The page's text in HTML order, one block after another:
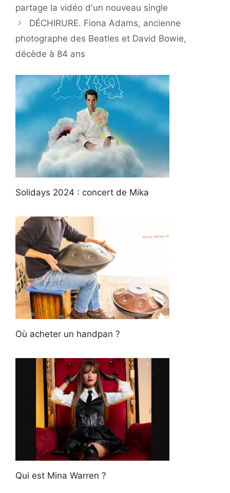
partage la vidéo d'un nouveau single
DÉCHIRURE. Fiona Adams, ancienne
photographe des Beatles et David Bowie,
décède à 84 ans
Solidays 2024 : concert de Mika
Où acheter un handpan ?
Qui est Mina Warren ?